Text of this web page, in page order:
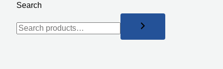
Search